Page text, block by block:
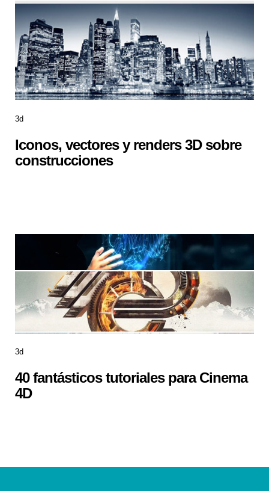
3d
Iconos, vectores y renders 3D sobre
construcciones
3d
40 fantásticos tutoriales para Cinema
4D